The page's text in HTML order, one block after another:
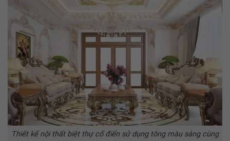
Thiết kế nội thất biệt thự cổ điển sử dụng tông màu sáng cùng